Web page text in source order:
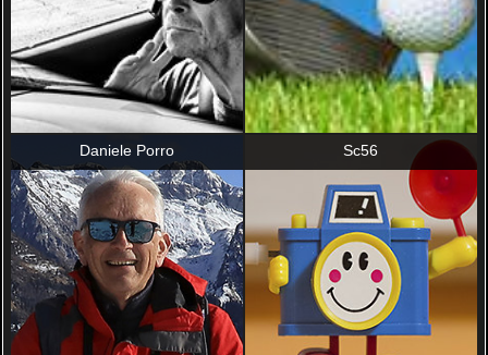
Daniele Porro Sc56